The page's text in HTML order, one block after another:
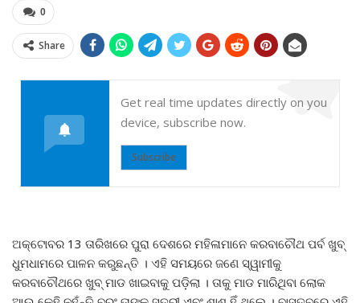
0
Share
Get real time updates directly on you
device, subscribe now.
Subscribe
ଅକ୍ଟୋବର 13 ତାରିଖରେ ପୁରା ଦେଶରେ ମହିଳାମାନେ କରବାଚୌଥ ପର୍ବ ଖୁବ୍
ଧୁମଧାମରେ ପାଳନ କରୁଛନ୍ତି । ଏହି ସମୟରେ ଜଣେ ସ୍ୱାମୀକୁ
କରବାଚୌଥରେ ଖୁବ୍ ମାଡ ଖାଇବାକୁ ପଡ଼ିଲା । ତାକୁ ମାଡ ମାରିଥିବା ଲୋକ